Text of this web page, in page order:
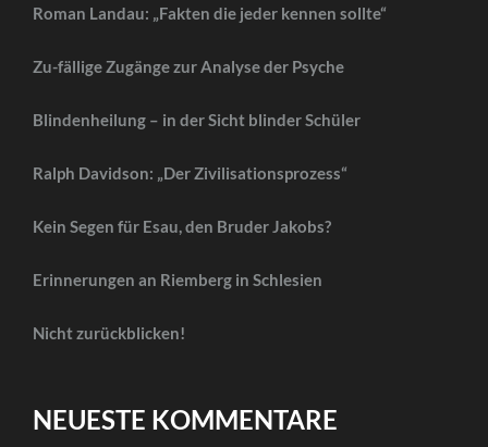
Roman Landau: „Fakten die jeder kennen sollte“
Zu-fällige Zugänge zur Analyse der Psyche
Blindenheilung – in der Sicht blinder Schüler
Ralph Davidson: „Der Zivilisationsprozess“
Kein Segen für Esau, den Bruder Jakobs?
Erinnerungen an Riemberg in Schlesien
Nicht zurückblicken!
NEUESTE KOMMENTARE